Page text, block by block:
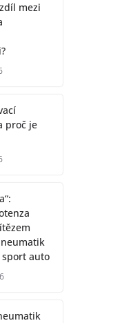
mezi
proč je
sport auto